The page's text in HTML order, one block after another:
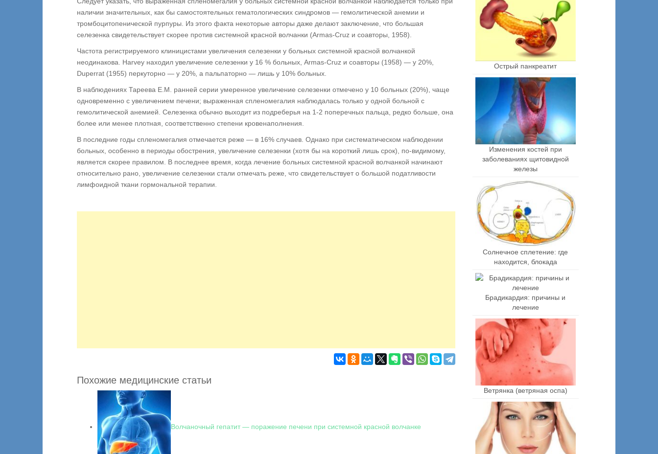
наличии значительных, как бы самостоятельных гематологических синдромов — гемолитической анемии и
тромбоцитопенической пурпуры. Из этого факта некоторые авторы даже делают заключение, что большая
селезенка свидетельствует скорее против системной красной волчанки (Armas-Cruz и соавторы, 1958).
Частота регистрируемого клиницистами увеличения селезенки у больных системной красной волчанкой
неодинакова. Harvey находил увеличение селезенки у 16 % больных, Armas-Cruz и соавторы (1958) — у 20%,
Duperrat (1955) перкуторно — у 20%, а пальпаторно — лишь у 10% больных.
В наблюдениях Тареева Е.М. ранней серии умеренное увеличение селезенки отмечено у 10 больных (20%), чаще
одновременно с увеличением печени; выраженная спленомегалия наблюдалась только у одной больной с
гемолитической анемией. Селезенка обычно выходит из подреберья на 1-2 поперечных пальца, редко больше, она
более или менее плотная, соответственно степени кровенаполнения.
В последние годы спленомегалия отмечается реже — в 16% случаев. Однако при систематическом наблюдении
больных, особенно в периоды обострения, увеличение селезенки (хотя бы на короткий лишь срок), по-видимому,
является скорее правилом. В последнее время, когда лечение больных системной красной волчанкой начинают
относительно рано, увеличение селезенки стали отмечать реже, что свидетельствует о большой податливости
лимфоидной ткани гормональной терапии.
Похожие медицинские статьи
Волчаночный гепатит — поражение печени при системной красной волчанке
Острый панкреатит
Изменения костей при
заболеваниях щитовидной
железы
Солнечное сплетение: где
находится, блокада
Брадикардия: причины и
лечение
Ветрянка (ветряная оспа)